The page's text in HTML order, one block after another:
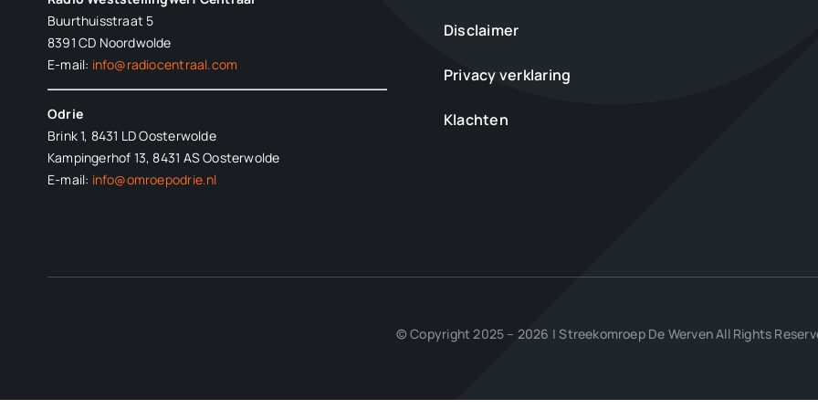
Buurthuisstraat 5
8391 CD Noordwolde
E-mail: info@radiocentraal.com
Odrie
Brink 1, 8431 LD Oosterwolde
Kampingerhof 13, 8431 AS Oosterwolde
E-mail: info@omroepodrie.nl
Disclaimer
Privacy verklaring
Klachten
© Copyright 2025 – 2026 | Streekomroep De Werven All Rights